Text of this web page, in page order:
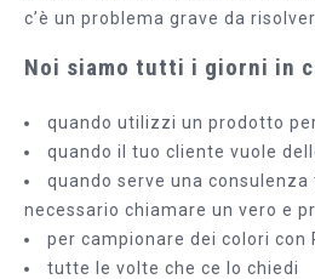
c’è un problema grave da
Noi siamo tutti i giorni in
quando utilizzi un prodotto
quando il tuo cliente vuole
quando serve una consulenza
necessario chiamare un vero e
per campionare dei colori con
tutte le volte che ce lo chiedi